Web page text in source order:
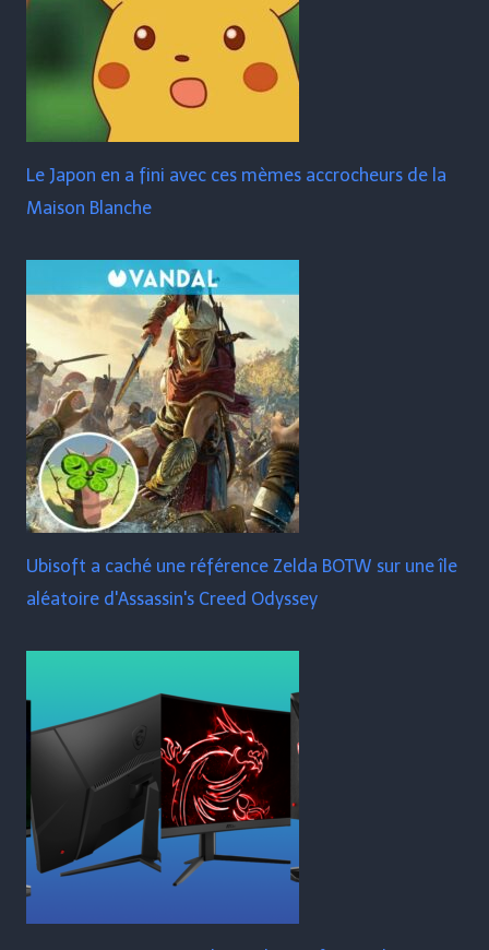
Le Japon en a fini avec ces mèmes accrocheurs de la
Maison Blanche
Ubisoft a caché une référence Zelda BOTW sur une île
aléatoire d'Assassin's Creed Odyssey